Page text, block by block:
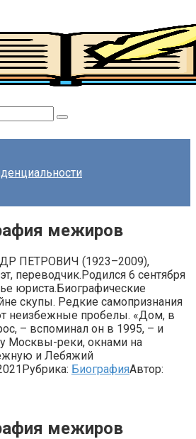
межиров
ПЕТРОВИЧ (1923–2009),
переводчик.Родился 6 сентября
юриста.Биографические
скупы. Редкие самопризнания
неизбежные пробелы. «Дом, в
– вспоминал он в 1995, – и
Москвы-реки, окнами на
и Лебяжий
Рубрика: БиографияАвтор:
межиров